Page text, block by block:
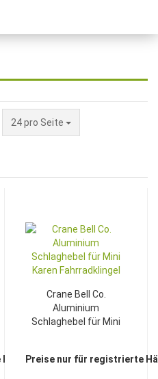
24 pro Seite
sichtbar
Crane Bell Co.
Aluminium
Schlaghebel für Mini
Preise nur für registrierte